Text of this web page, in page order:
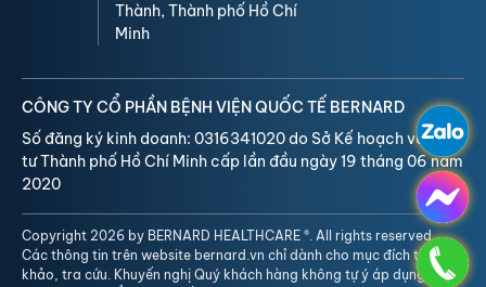
Thành, Thành phố Hồ Chí
Minh
CÔNG TY CỔ PHẦN BỆNH VIỆN QUỐC TẾ BERNARD
Số đăng ký kinh doanh: 0316341020 do Sở Kế hoạch và Đầu
tư Thành phố Hồ Chí Minh cấp lần đầu ngày 19 tháng 06 năm
2020
Copyright 2026 by BERNARD HEALTHCARE ®. All rights reserved.
Các thông tin trên website bernard.vn chỉ dành cho mục đích tham
khảo, tra cứu. Khuyến nghị Quý khách hàng không tự ý áp dụng, nên